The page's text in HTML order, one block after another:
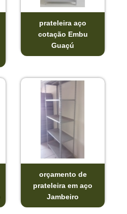
prateleira aço
cotação Embu
Guaçú
orçamento de
prateleira em aço
Jambeiro